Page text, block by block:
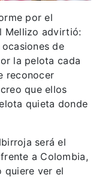
por el
Mellizo advirtió:
de
la pelota cada
reconocer
que ellos
quieta donde
será el
a Colombia,
quiere ver el